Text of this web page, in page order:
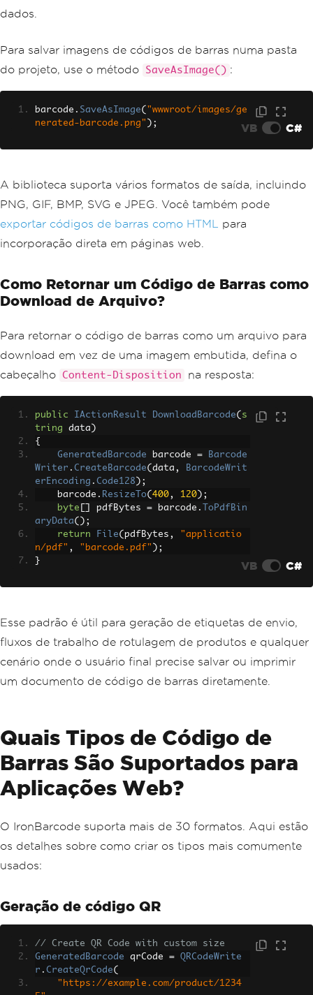
dados.
Para salvar imagens de códigos de barras numa pasta
do projeto, use o método
SaveAsImage() :
barcode . SaveAsImage( "wwwroot/images/ge
nerated-barcode.png" ); VB C#
A biblioteca suporta vários formatos de saída, incluindo
PNG, GIF, BMP, SVG e JPEG. Você também pode
exportar códigos de barras como HTML
para
incorporação direta em páginas web.
Como Retornar um Código de Barras como
Download de Arquivo?
Para retornar o código de barras como um arquivo para
download em vez de uma imagem embutida, defina o
cabeçalho Content-Disposition na resposta:
public IActionResult DownloadBarcode( s
tring data )
{
GeneratedBarcode barcode =
Barcode
Writer . CreateBarcode( data ,
BarcodeWrit
erEncoding . Code128 );
    barcode
. ResizeTo( 400, 120 );
byte
pdfBytes = barcode .
ToPdfBin
aryData();
return
File( pdfBytes ,
"applicatio
n/pdf" , "barcode.pdf" );
}
VB C#
Esse padrão é útil para geração de etiquetas de envio,
fluxos de trabalho de rotulagem de produtos e qualquer
cenário onde o usuário final precise salvar ou imprimir
um documento de código de barras diretamente.
Quais Tipos de Código de
Barras São Suportados para
Aplicações Web?
O IronBarcode suporta mais de 30 formatos. Aqui estão
os detalhes sobre como criar os tipos mais comumente
usados:
Geração de código QR
// Create QR Code with custom size
GeneratedBarcode qrCode =
QRCodeWrite
r . CreateQrCode(
"https://example.com/product/1234